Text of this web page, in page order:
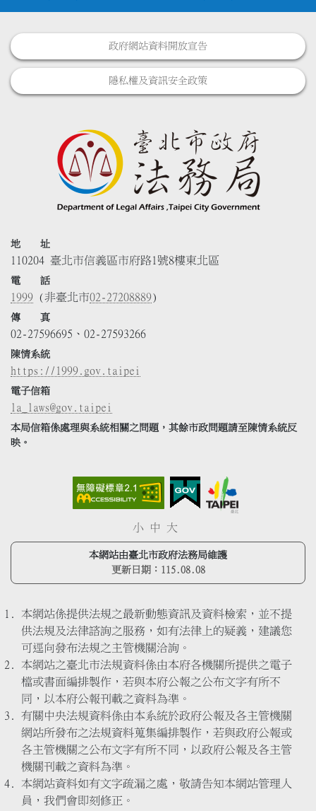
政府網站資料開放宣告
隱私權及資訊安全政策
地 址
110204 臺北市信義區市府路1號8樓東北區
電 話
1999 (非臺北市02-27208889)
傳 真
02-27596695、02-27593266
陳情系統
https://1999.gov.taipei
電子信箱
la_laws@gov.taipei
本局信箱係處理與系統相關之問題，其餘市政問題請至陳情系統反
映。
小 中 大
本網站由臺北市政府法務局維護
更新日期： 115.08.08
本網站係提供法規之最新動態資訊及資料檢索，並不提
供法規及法律諮詢之服務，如有法律上的疑義，建議您
可逕向發布法規之主管機關洽詢。
本網站之臺北市法規資料係由本府各機關所提供之電子
檔或書面編排製作，若與本府公報之公布文字有所不
同，以本府公報刊載之資料為準。
有關中央法規資料係由本系統於政府公報及各主管機關
網站所發布之法規資料蒐集編排製作，若與政府公報或
各主管機關之公布文字有所不同，以政府公報及各主管
機關刊載之資料為準。
本網站資料如有文字疏漏之處，敬請告知本網站管理人
員，我們會即刻修正。